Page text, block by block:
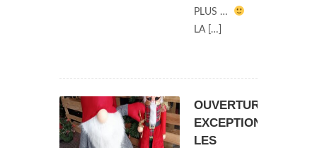
PLUS …
LA […]
OUVERTURE
EXCEPTIONNELLE
LES